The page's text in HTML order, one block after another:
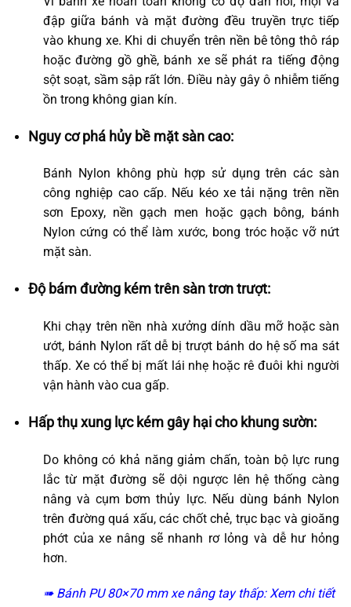
đập giữa bánh và mặt đường đều truyền trực tiếp
vào khung xe. Khi di chuyển trên nền bê tông thô ráp
hoặc đường gồ ghề, bánh xe sẽ phát ra tiếng động
sột soạt, sầm sập rất lớn. Điều này gây ô nhiễm tiếng
ồn trong không gian kín.
Nguy cơ phá hủy bề mặt sàn cao:
Bánh Nylon không phù hợp sử dụng trên các sàn
công nghiệp cao cấp. Nếu kéo xe tải nặng trên nền
sơn Epoxy, nền gạch men hoặc gạch bông, bánh
Nylon cứng có thể làm xước, bong tróc hoặc vỡ nứt
mặt sàn.
Độ bám đường kém trên sàn trơn trượt:
Khi chạy trên nền nhà xưởng dính dầu mỡ hoặc sàn
ướt, bánh Nylon rất dễ bị trượt bánh do hệ số ma sát
thấp. Xe có thể bị mất lái nhẹ hoặc rê đuôi khi người
vận hành vào cua gấp.
Hấp thụ xung lực kém gây hại cho khung sườn:
Do không có khả năng giảm chấn, toàn bộ lực rung
lắc từ mặt đường sẽ dội ngược lên hệ thống càng
nâng và cụm bơm thủy lực. Nếu dùng bánh Nylon
trên đường quá xấu, các chốt chẻ, trục bạc và gioăng
phớt của xe nâng sẽ nhanh rơ lỏng và dễ hư hỏng
hơn.
➠ Bánh PU 80×70 mm xe nâng tay thấp:Xem chi tiết